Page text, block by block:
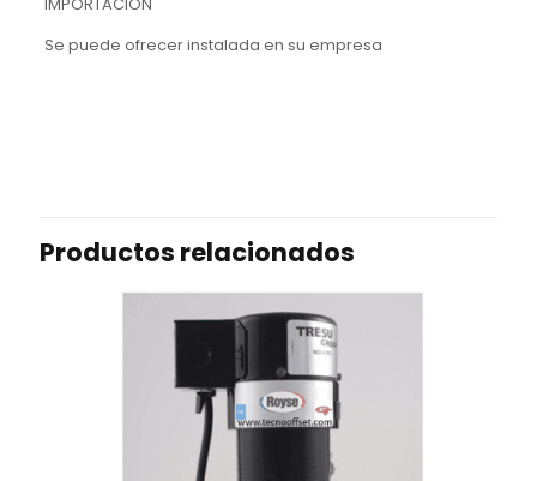
Se puede ofrecer instalada en su empresa
Productos relacionados